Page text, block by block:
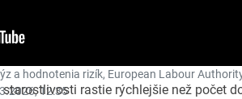
a hodnotenia rizík, European Labour
12:35
rastie rýchlejšie než počet